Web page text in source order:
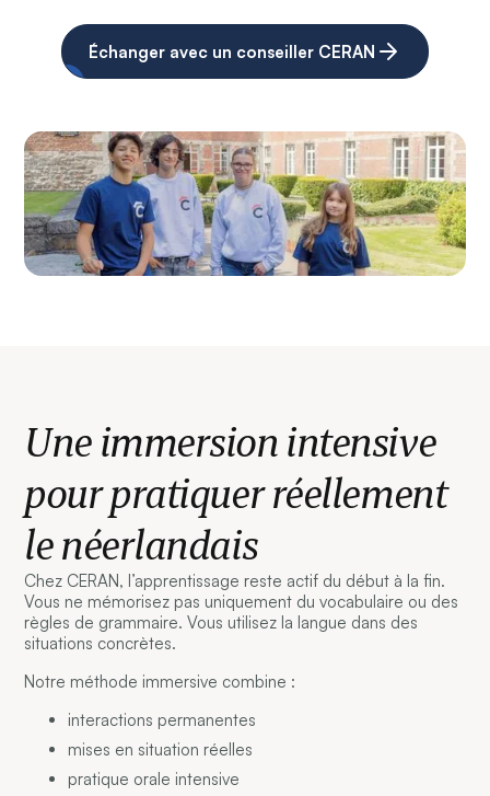
Échanger avec un conseiller CERAN
Une immersion intensive
pour pratiquer réellement
le néerlandais
Chez CERAN, l’apprentissage reste actif du début à la fin.
Vous ne mémorisez pas uniquement du vocabulaire ou des
règles de grammaire. Vous utilisez la langue dans des
situations concrètes.
Notre méthode immersive combine :
interactions permanentes
mises en situation réelles
pratique orale intensive